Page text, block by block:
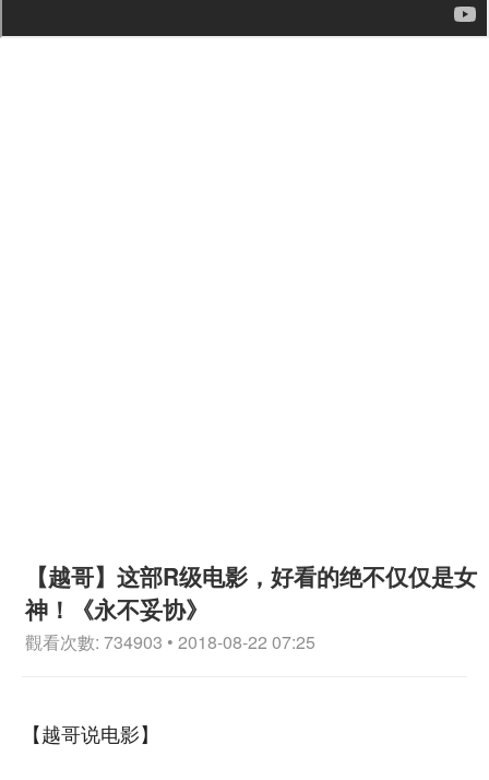
【越哥】这部R级电影，好看的绝不仅仅是女
神！《永不妥协》
觀看次數: 734903 • 2018-08-22 07:25
【越哥说电影】